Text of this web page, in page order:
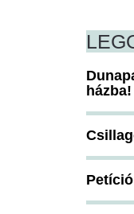
házba!